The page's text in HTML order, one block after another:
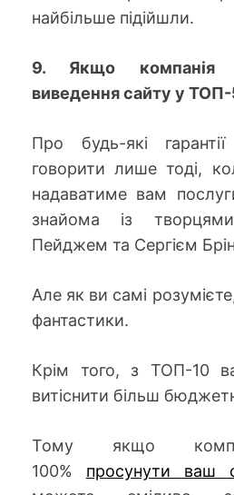
найбільше підійшли.
9. Якщо компанія
виведення сайту у
Про будь-які
говорити лише тоді,
надаватиме вам
знайома із
Пейджем та Сергієм
Але як ви самі
фантастики.
Крім того, з ТОП-10
витіснити більш
Тому якщо
100% просунути ваш